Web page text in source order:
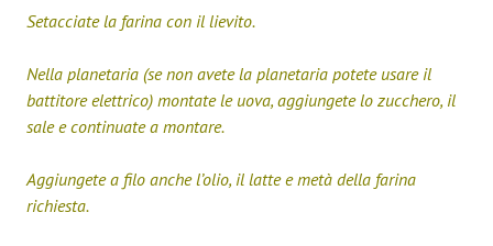
Setacciate la farina con il lievito.
Nella planetaria (se non avete la planetaria potete usare il
battitore elettrico) montate le uova, aggiungete lo zucchero, il
sale e continuate a montare.
Aggiungete a filo anche l’olio, il latte e metà della farina
richiesta.